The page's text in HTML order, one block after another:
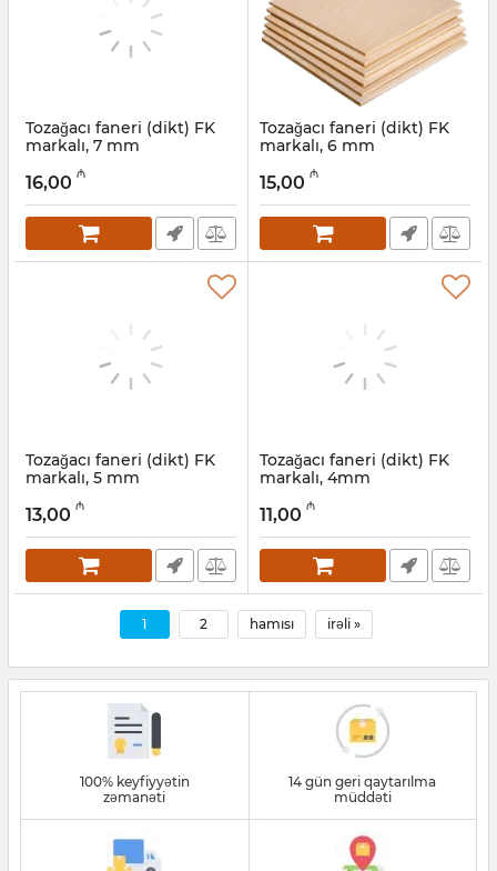
Tozağacı faneri (dikt) FK
markalı, 7 mm
041001005
16,00 ₼
Tozağacı faneri (dikt) FK
markalı, 6 mm
041001004
15,00 ₼
Tozağacı faneri (dikt) FK
markalı, 5 mm
041001003
13,00 ₼
Tozağacı faneri (dikt) FK
markalı, 4mm
041001002
11,00 ₼
1 2 hamısı irəli »
100% keyfiyyətin
zəmanəti
14 gün geri qaytarılma
müddəti